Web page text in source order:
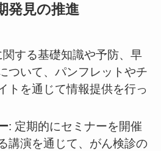
発見の推進
関する基礎知識や予防、早
ついて、パンフレットやチ
トを通じて情報提供を行っ
: 定期的にセミナーを開催
講演を通じて、がん検診の